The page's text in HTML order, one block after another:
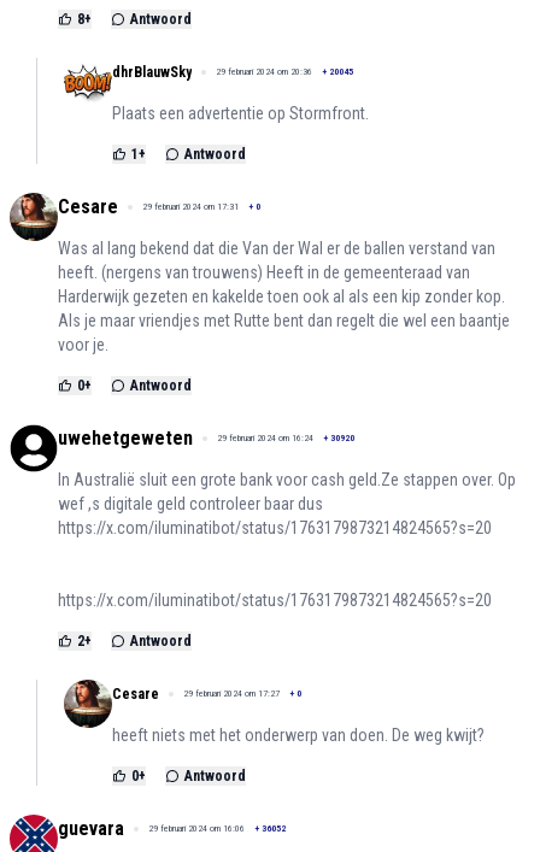
8+ Antwoord
dhrBlauwSky 29 februari 2024 om 20:36 + 20045
Plaats een advertentie op Stormfront.
1 + Antwoord
Cesare 29 februari 2024 om 17:31 + 0
Was al lang bekend dat die Van der Wal er de ballen verstand van
heeft. (nergens van trouwens) Heeft in de gemeenteraad van
Harderwijk gezeten en kakelde toen ook al als een kip zonder kop.
Als je maar vriendjes met Rutte bent dan regelt die wel een baantje
voor je.
0+ Antwoord
uwehetgeweten 29 februari 2024 om 16:24 + 30920
In Australië sluit een grote bank voor cash geld.Ze stappen over. Op
wef ,s digitale geld controleer baar dus
https://x.com/iluminatibot/status/1763179873214824565?s=20
https://x.com/iluminatibot/status/1763179873214824565?s=20
2+ Antwoord
Cesare 29 februari 2024 om 17:27 + 0
heeft niets met het onderwerp van doen. De weg kwijt?
0+ Antwoord
guevara 29 februari 2024 om 16:06 + 36052